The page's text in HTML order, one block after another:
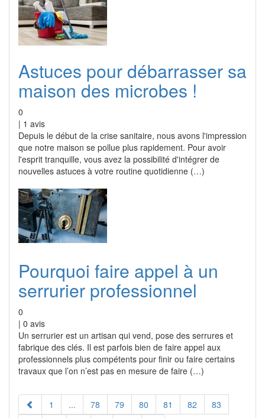
Astuces pour débarrasser sa
maison des microbes !
0
| 1 avis
Depuis le début de la crise sanitaire, nous avons l'impression
que notre maison se pollue plus rapidement. Pour avoir
l'esprit tranquille, vous avez la possibilité d'intégrer de
nouvelles astuces à votre routine quotidienne (…)
Pourquoi faire appel à un
serrurier professionnel
0
| 0 avis
Un serrurier est un artisan qui vend, pose des serrures et
fabrique des clés. Il est parfois bien de faire appel aux
professionnels plus compétents pour finir ou faire certains
travaux que l’on n’est pas en mesure de faire (…)
1 ... 78 79 80 81 82
83